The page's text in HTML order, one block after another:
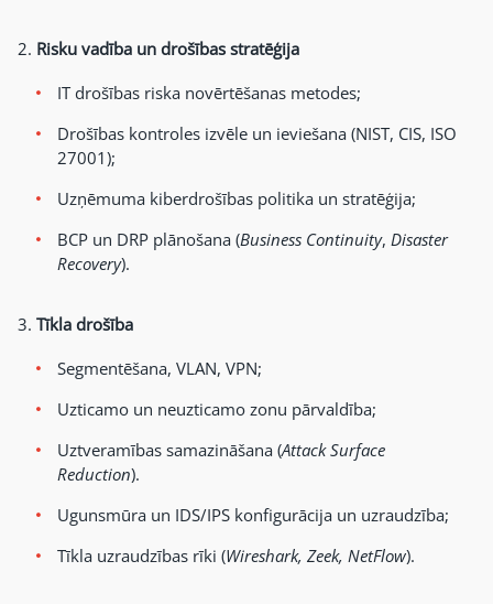
Risku vadība un drošības stratēģija
IT drošības riska novērtēšanas metodes;
Drošības kontroles izvēle un ieviešana (NIST, CIS, ISO
27001);
Uzņēmuma kiberdrošības politika un stratēģija;
BCP un DRP plānošana (Business Continuity, Disaster
Recovery).
Tīkla drošība
Segmentēšana, VLAN, VPN;
Uzticamo un neuzticamo zonu pārvaldība;
Uztveramības samazināšana (Attack Surface
Reduction).
Ugunsmūra un IDS/IPS konfigurācija un uzraudzība;
Tīkla uzraudzības rīki (Wireshark, Zeek, NetFlow).